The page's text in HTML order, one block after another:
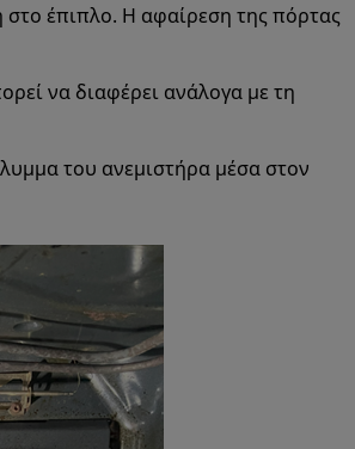
έπιπλο. Η αφαίρεση της πόρτας
να διαφέρει ανάλογα με τη
του ανεμιστήρα μέσα στον